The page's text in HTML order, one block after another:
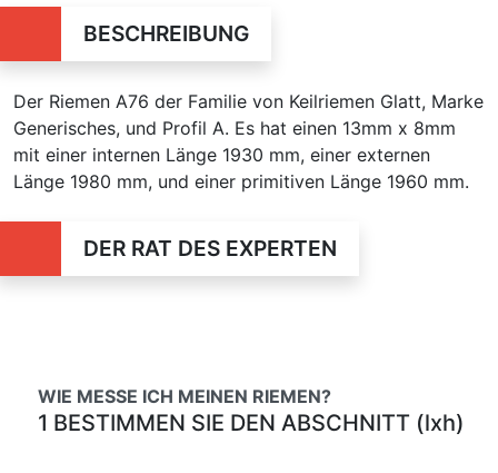
BESCHREIBUNG
Der Riemen A76 der Familie von Keilriemen Glatt, Marke
Generisches, und Profil A. Es hat einen 13mm x 8mm
mit einer internen Länge 1930 mm, einer externen
Länge 1980 mm, und einer primitiven Länge 1960 mm.
DER RAT DES EXPERTEN
WIE MESSE ICH MEINEN RIEMEN?
1 BESTIMMEN SIE DEN ABSCHNITT (lxh)